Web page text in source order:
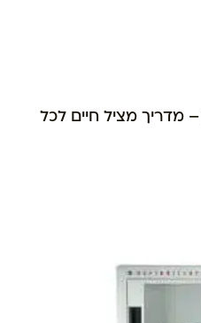
מדריך מציל חיים לכל